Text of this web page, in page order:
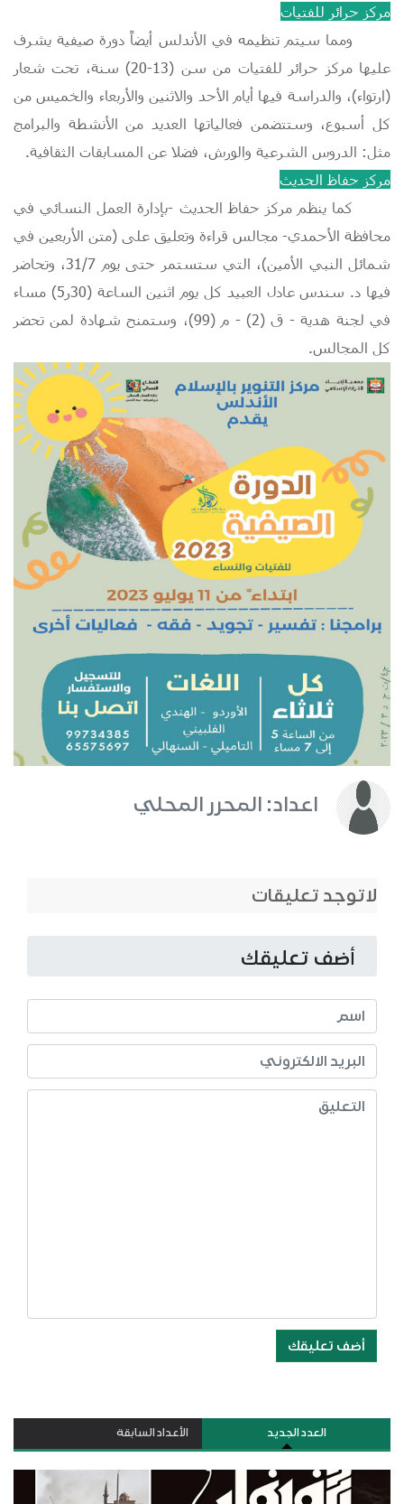
مركز حرائر للفتيات
ومما سيتم تنظيمه في الأندلس أيضاً دورة صيفية يشرف
عليها مركز حرائر للفتيات من سن (13-20) سنة، تحت شعار
(ارتواء)، والدراسة فيها أيام الأحد والاثنين والأربعاء والخميس من
كل أسبوع، وستتضمن فعالياتها العديد من الأنشطة والبرامج
مثل: الدروس الشرعية والورش، فضلا عن المسابقات الثقافية.
مركز حفاظ الحديث
كما ينظم مركز حفاظ الحديث -بإدارة العمل النسائي في
محافظة الأحمدي- مجالس قراءة وتعليق على (متن الأربعين في
شمائل النبي الأمين)، التي ستستمر حتى يوم 31/7، وتحاضر
فيها د. سندس عادل العبيد كل يوم اثنين الساعة (30ر5) مساء
في لجنة هدية - ق (2) - م (99)، وستمنح شهادة لمن تحضر
كل المجالس.
اعداد: المحرر المحلي
لاتوجد تعليقات
أضف تعليقك
أضف تعليقك
العدد الجديد الأعداد السابقة